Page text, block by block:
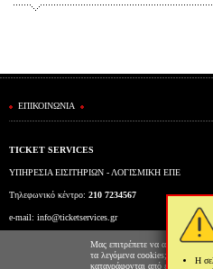
Η
ΕΠΙΚΟΙΝΩΝΙΑ
TICKET SERVICES
ΥΠΗΡΕΣΙΑ ΕΙΣΙΤΗΡΙΩΝ - ΛΟΓΙΣΜΙΚΗ ΕΠΕ
Τηλεφωνικό κέντρο: 210 7234567
e-mail: info@ticketservices.gr
Εκδοτήριο: Πανεπιστημίου 39 (Στοά Πεσμαζόγλου),
Ώρες λειτουργίας εκδοτηρίου: Δευ-Παρ: 9πμ-5μμ
Μας επιτρέπετε να
τα λεγόμενα cookies; Με αυτόν
καταγράφονται από εμάς και